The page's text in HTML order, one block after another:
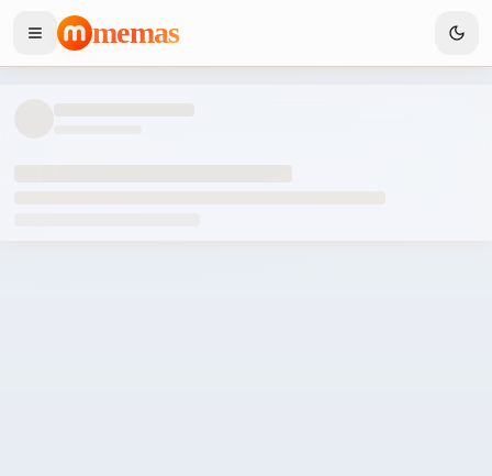
memas